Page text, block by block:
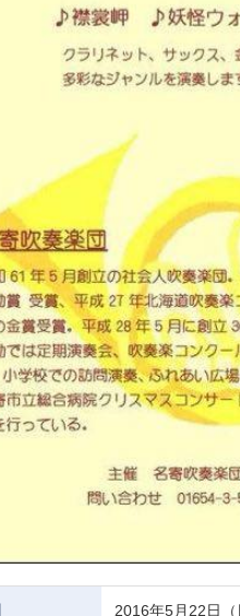
2016年5月22日（